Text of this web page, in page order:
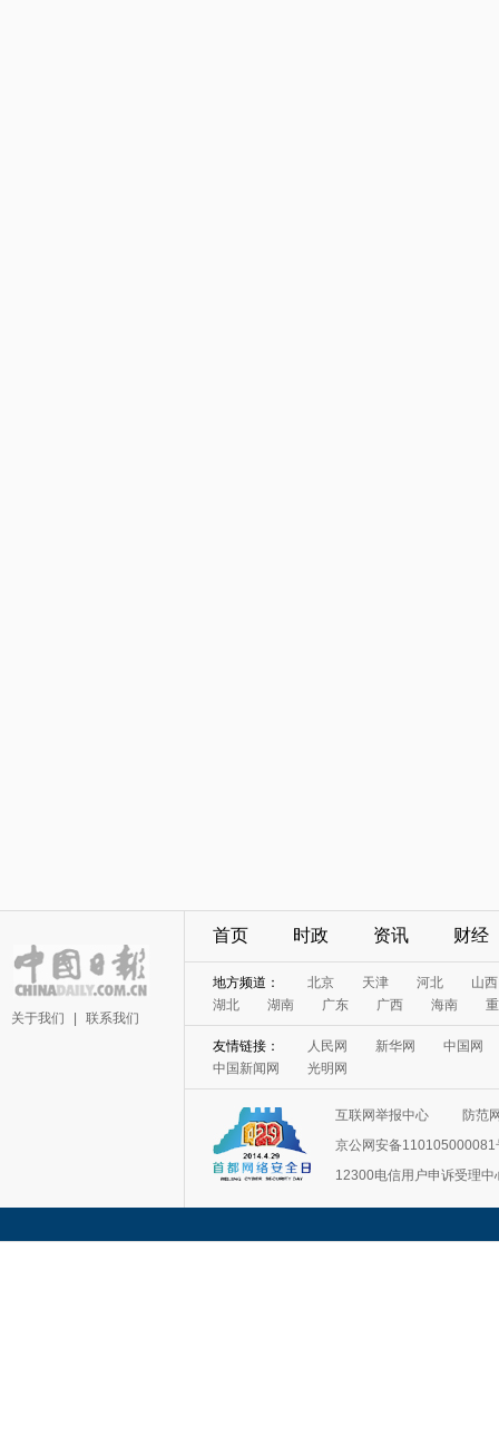
关于我们 联系我们
首页 时政 资讯 财经
地方频道： 北京 天津 河北
山西
湖北
湖南 广东 广西 海南
友情链接： 人民网 新华网
中国网
中国新闻网
光明网
互联网举报中心
防范
京公网安备110105000081
12300电信用户申诉受理中